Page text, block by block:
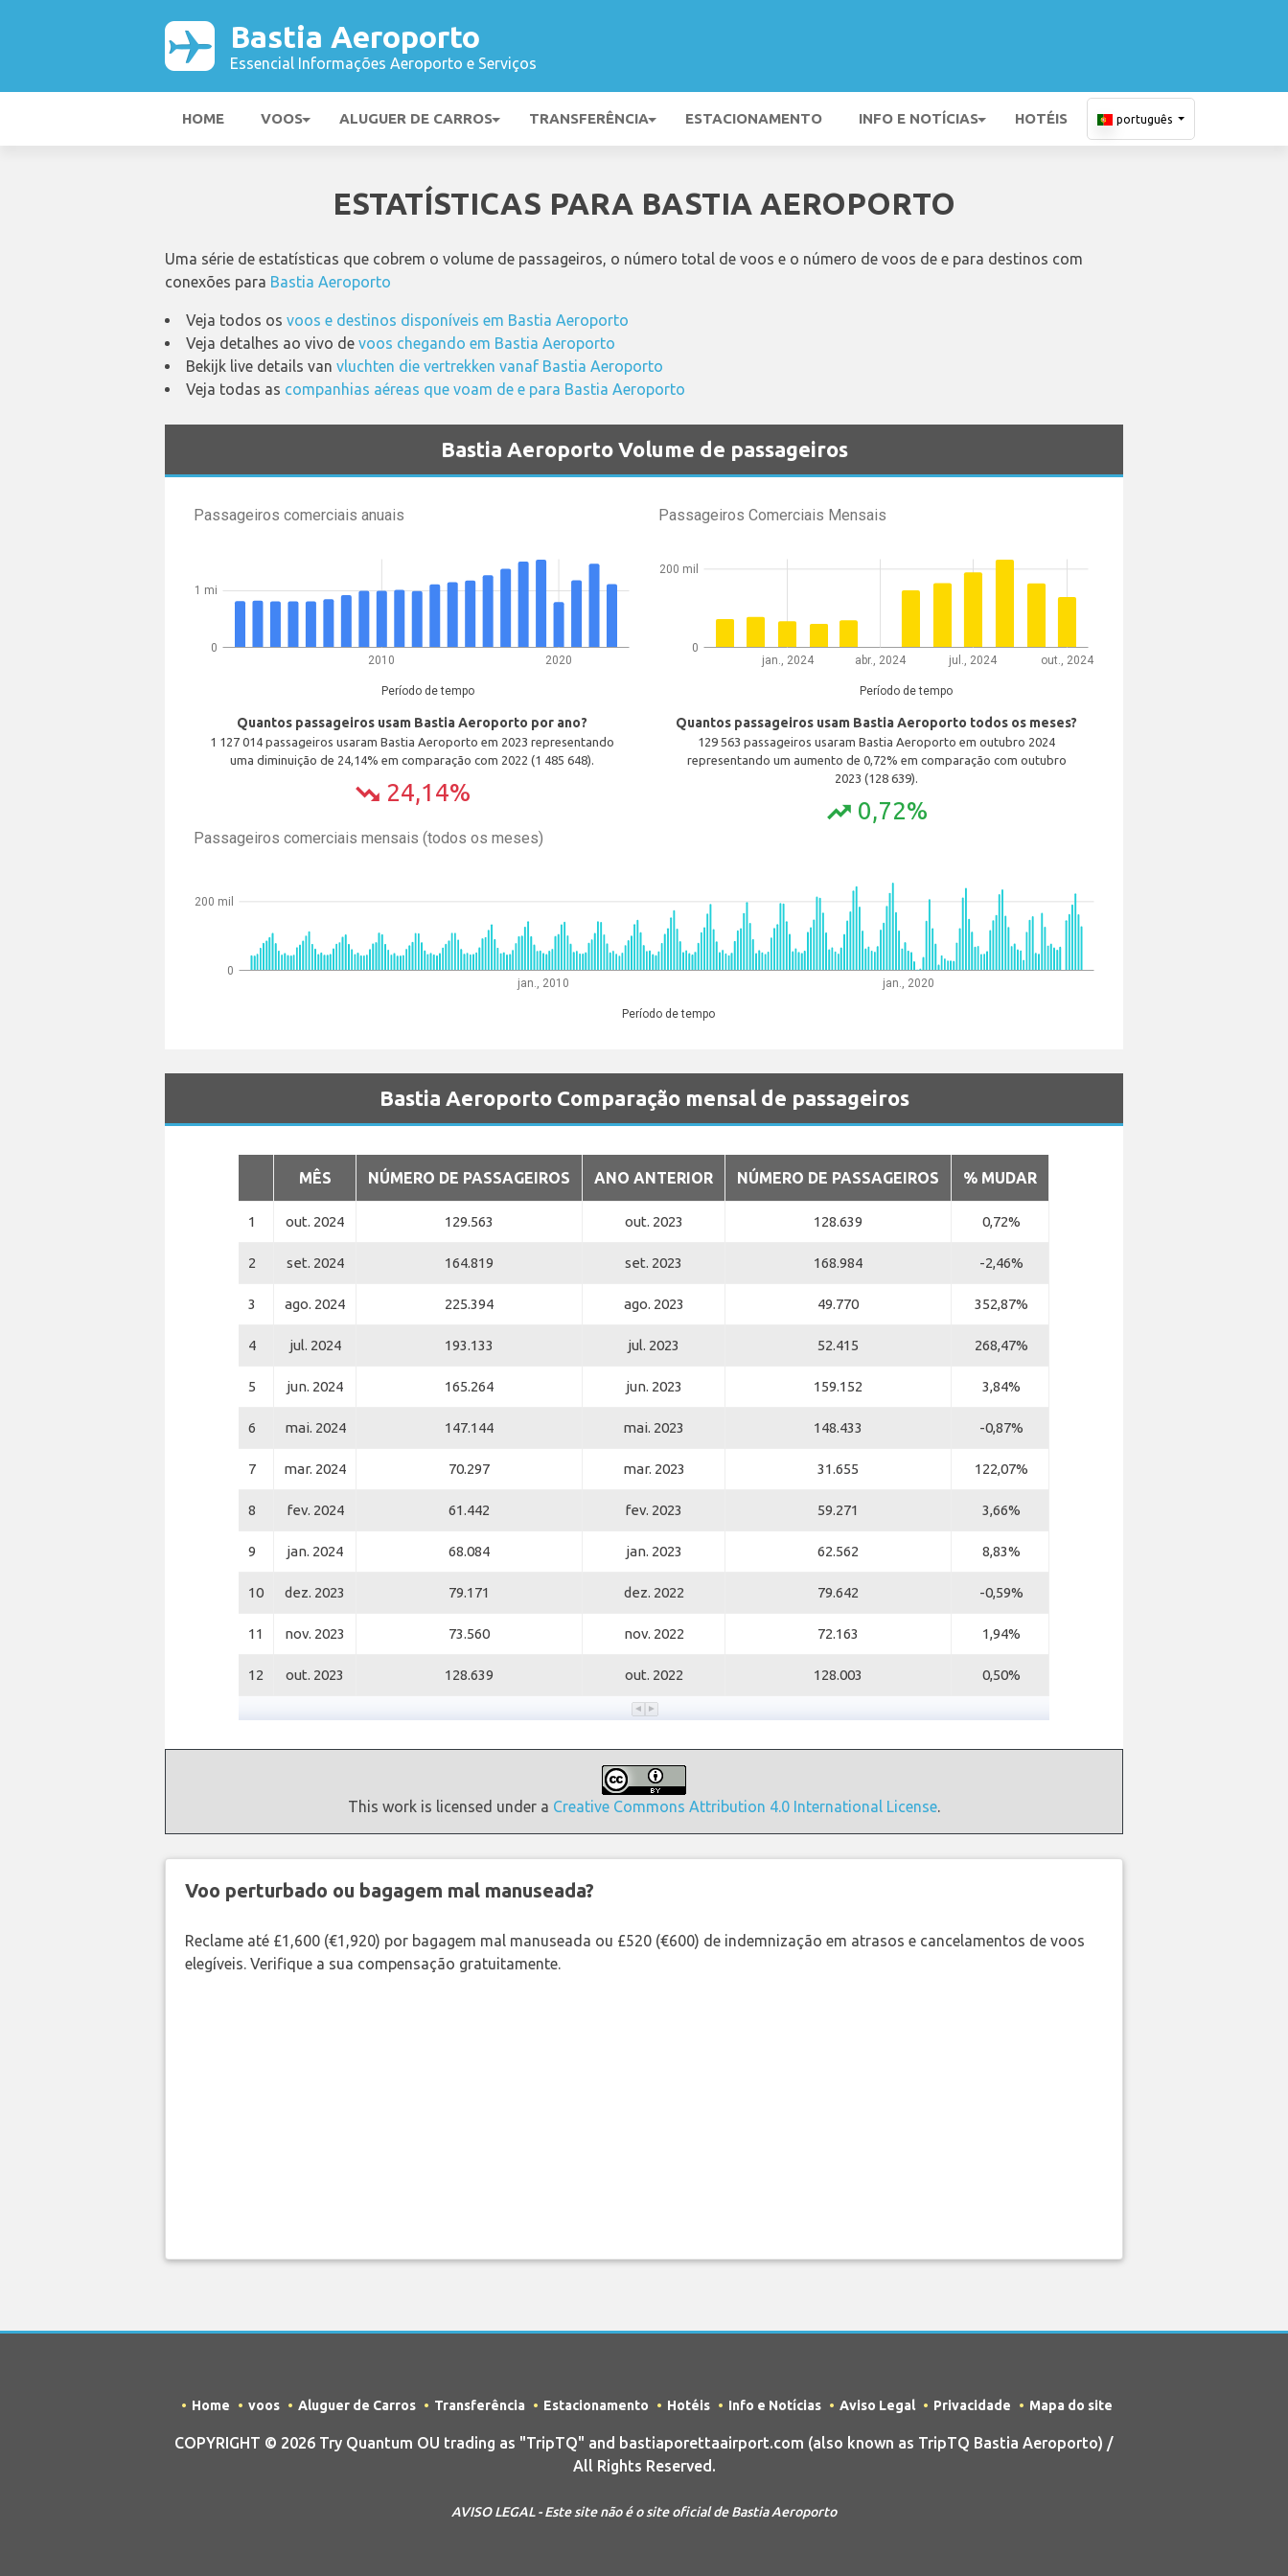
Bastia Aeroporto
Essencial Informações Aeroporto e Serviços
HOME VOOS ALUGUER DE CARROS TRANSFERÊNCIA ESTACIONAMENTO INFO E NOTÍCIAS HOTÉIS português
ESTATÍSTICAS PARA BASTIA AEROPORTO
Uma série de estatísticas que cobrem o volume de passageiros, o número total de voos e o número de voos de e para destinos com
conexões para Bastia Aeroporto
Veja todos os voos e destinos disponíveis em Bastia Aeroporto
Veja detalhes ao vivo de voos chegando em Bastia Aeroporto
Bekijk live details van vluchten die vertrekken vanaf Bastia Aeroporto
Veja todas as companhias aéreas que voam de e para Bastia Aeroporto
Bastia Aeroporto Volume de passageiros
Passageiros comerciais anuais
2010 2020
Período de tempo
0
1 mi
Quantos passageiros usam Bastia Aeroporto por ano?
1 127 014 passageiros usaram Bastia Aeroporto em 2023 representando
uma diminuição de 24,14% em comparação com 2022 (1 485 648).
trending_down 24,14%
Passageiros Comerciais Mensais
jan., 2024 abr., 2024 jul., 2024 out., 2024
Período de tempo
0
200 mil
Quantos passageiros usam Bastia Aeroporto todos os meses?
129 563 passageiros usaram Bastia Aeroporto em outubro 2024
representando um aumento de 0,72% em comparação com outubro
2023 (128 639).
trending_up 0,72%
Passageiros comerciais mensais (todos os meses)
jan., 2010 jan., 2020
Período de tempo
0
200 mil
Bastia Aeroporto Comparação mensal de passageiros
MÊS NÚMERO DE PASSAGEIROS ANO ANTERIOR NÚMERO DE PASSAGEIROS % MUDAR
1 out. 2024 129.563 out. 2023 128.639 0,72%
2 set. 2024 164.819 set. 2023 168.984 -2,46%
3 ago. 2024 225.394 ago. 2023 49.770 352,87%
4 jul. 2024 193.133 jul. 2023 52.415 268,47%
5 jun. 2024 165.264 jun. 2023 159.152 3,84%
6 mai. 2024 147.144 mai. 2023 148.433 -0,87%
7 mar. 2024 70.297 mar. 2023 31.655 122,07%
8 fev. 2024 61.442 fev. 2023 59.271 3,66%
9 jan. 2024 68.084 jan. 2023 62.562 8,83%
10 dez. 2023 79.171 dez. 2022 79.642 -0,59%
11 nov. 2023 73.560 nov. 2022 72.163 1,94%
12 out. 2023 128.639 out. 2022 128.003 0,50%
This work is licensed under a Creative Commons Attribution 4.0 International License.
Voo perturbado ou bagagem mal manuseada?
Reclame até £1,600 (€1,920) por bagagem mal manuseada ou £520 (€600) de indemnização em atrasos e cancelamentos de voos
elegíveis. Verifique a sua compensação gratuitamente.
Home voos Aluguer de Carros Transferência Estacionamento Hotéis Info e Notícias Aviso Legal Privacidade Mapa do site
COPYRIGHT © 2026 Try Quantum OU trading as "TripTQ" and bastiaporettaairport.com (also known as TripTQ Bastia Aeroporto) /
All Rights Reserved.
AVISO LEGAL - Este site não é o site oficial de Bastia Aeroporto